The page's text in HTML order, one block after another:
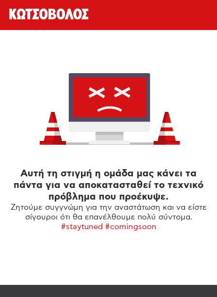
Αυτή τη στιγμή η ομάδα μας κάνει τα
πάντα για να αποκατασταθεί το τεχνικό
πρόβλημα που προέκυψε.
Ζητούμε συγγνώμη για την αναστάτωση και να είστε
σίγουροι ότι θα επανέλθουμε πολύ σύντομα.
#staytuned #comingsoon